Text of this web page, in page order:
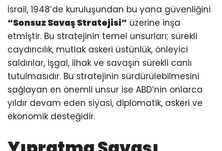
İsrail, 1948’de kuruluşundan bu yana güvenliğini
“Sonsuz Savaş Stratejisi” üzerine inşa
etmiştir. Bu stratejinin temel unsurları; sürekli
caydırıcılık, mutlak askeri üstünlük, önleyici
saldırılar, işgal, ilhak ve savaşın sürekli canlı
tutulmasıdır. Bu stratejinin sürdürülebilmesini
sağlayan en önemli unsur ise ABD’nin onlarca
yıldır devam eden siyasi, diplomatik, askeri ve
ekonomik desteğidir.